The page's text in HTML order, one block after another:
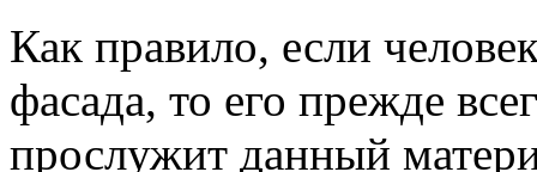
Как правило, если
фасада, то его прежде
прослужит данный